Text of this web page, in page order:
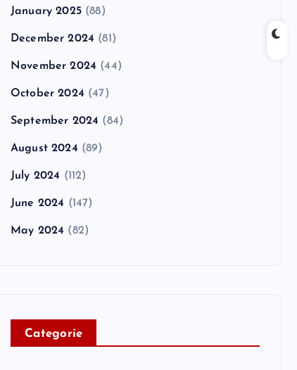
January 2025(88)
December 2024 (81)
November 2024 (44)
October 2024 (47)
September 2024 (84)
August 2024 (89)
July 2024 (112)
June 2024 (147)
May 2024 (82)
Categorie